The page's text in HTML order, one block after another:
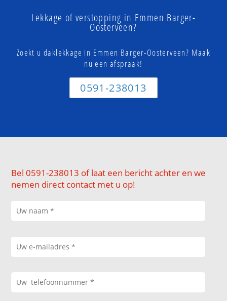
Lekkage of verstopping in Emmen Barger-
Oosterveen?
Zoekt u daklekkage in Emmen Barger-Oosterveen? Maak
nu een afspraak!
0591-238013
Bel 0591-238013 of laat een bericht achter en we
nemen direct contact met u op!